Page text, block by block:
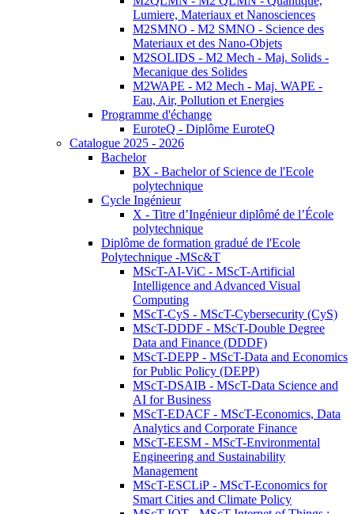
Lumiere, Materiaux et Nanosciences
M2SMNO - M2 SMNO - Science des
Materiaux et des Nano-Objets
M2SOLIDS - M2 Mech - Maj. Solids -
Mecanique des Solides
M2WAPE - M2 Mech - Maj. WAPE -
Eau, Air, Pollution et Energies
Programme d'échange
EuroteQ - Diplôme EuroteQ
Catalogue 2025 - 2026
Bachelor
BX - Bachelor of Science de l'Ecole
polytechnique
Cycle Ingénieur
X - Titre d’Ingénieur diplômé de l’École
polytechnique
Diplôme de formation gradué de l'Ecole
Polytechnique -MSc&T
MScT-AI-ViC - MScT-Artificial
Intelligence and Advanced Visual
Computing
MScT-CyS - MScT-Cybersecurity (CyS)
MScT-DDDF - MScT-Double Degree
Data and Finance (DDDF)
MScT-DEPP - MScT-Data and Economics
for Public Policy (DEPP)
MScT-DSAIB - MScT-Data Science and
AI for Business
MScT-EDACF - MScT-Economics, Data
Analytics and Corporate Finance
MScT-EESM - MScT-Environmental
Engineering and Sustainability
Management
MScT-ESCLiP - MScT-Economics for
Smart Cities and Climate Policy